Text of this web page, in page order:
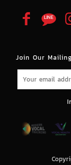
Join Our